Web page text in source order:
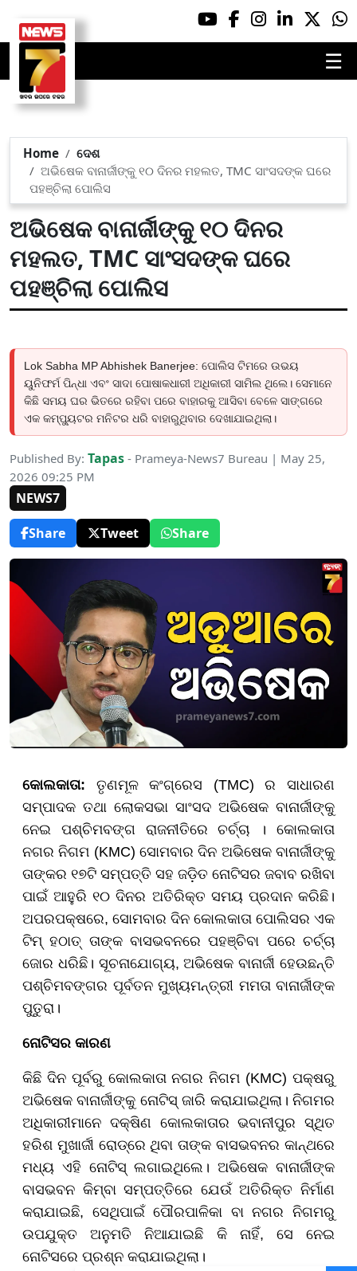
☰
Home
ଦେଶ
ଅଭିଷେକ ବାନାର୍ଜୀଙ୍କୁ ୧୦ ଦିନର ମହଲତ, TMC ସାଂସଦଙ୍କ ଘରେ
ପହଞ୍ଚିଲା ପୋଲିସ
ଅଭିଷେକ ବାନାର୍ଜୀଙ୍କୁ ୧୦ ଦିନର
ମହଲତ, TMC ସାଂସଦଙ୍କ ଘରେ
ପହଞ୍ଚିଲା ପୋଲିସ
Lok Sabha MP Abhishek Banerjee: ପୋଲିସ ଟିମରେ ଉଭୟ
ୟୁନିଫର୍ମ ପିନ୍ଧା ଏବଂ ସାଦା ପୋଷାକଧାରୀ ଅଧିକାରୀ ସାମିଲ ଥିଲେ। ସେମାନେ
କିଛି ସମୟ ଘର ଭିତରେ ରହିବା ପରେ ବାହାରକୁ ଆସିବା ବେଳେ ସାଙ୍ଗରେ
ଏକ କମ୍ପ୍ୟୁଟର ମନିଟର ଧରି ବାହାରୁଥିବାର ଦେଖାଯାଇଥିଲା।
Published By: Tapas - Prameya-News7 Bureau | May 25,
2026 09:25 PM
NEWS7
Share
Tweet Share
କୋଲକାତା: ତୃଣମୂଳ କଂଗ୍ରେସ (TMC) ର ସାଧାରଣ
ସମ୍ପାଦକ ତଥା ଲୋକସଭା ସାଂସଦ ଅଭିଷେକ ବାନାର୍ଜୀଙ୍କୁ
ନେଇ ପଶ୍ଚିମବଙ୍ଗ ରାଜନୀତିରେ ଚର୍ଚ୍ଚା । କୋଲକାତା
ନଗର ନିଗମ (KMC) ସୋମବାର ଦିନ ଅଭିଷେକ ବାନାର୍ଜୀଙ୍କୁ
ତାଙ୍କର ୧୭ଟି ସମ୍ପତ୍ତି ସହ ଜଡ଼ିତ ନୋଟିସର ଜବାବ ରଖିବା
ପାଇଁ ଆହୁରି ୧୦ ଦିନର ଅତିରିକ୍ତ ସମୟ ପ୍ରଦାନ କରିଛି।
ଅପରପକ୍ଷରେ, ସୋମବାର ଦିନ କୋଲକାତା ପୋଲିସର ଏକ
ଟିମ୍ ହଠାତ୍ ତାଙ୍କ ବାସଭବନରେ ପହଞ୍ଚିବା ପରେ ଚର୍ଚ୍ଚା
ଜୋର ଧରିଛି। ସୂଚନାଯୋଗ୍ୟ, ଅଭିଷେକ ବାନାର୍ଜୀ ହେଉଛନ୍ତି
ପଶ୍ଚିମବଙ୍ଗର ପୂର୍ବତନ ମୁଖ୍ୟମନ୍ତ୍ରୀ ମମତା ବାନାର୍ଜୀଙ୍କ
ପୁତୁରା।
ନୋଟିସର କାରଣ
କିଛି ଦିନ ପୂର୍ବରୁ କୋଲକାତା ନଗର ନିଗମ (KMC) ପକ୍ଷରୁ
ଅଭିଷେକ ବାନାର୍ଜୀଙ୍କୁ ନୋଟିସ୍ ଜାରି କରାଯାଇଥିଲା। ନିଗମର
ଅଧିକାରୀମାନେ ଦକ୍ଷିଣ କୋଲକାତାର ଭବାନୀପୁର ସ୍ଥିତ
ହରିଶ ମୁଖାର୍ଜୀ ରୋଡ୍ରେ ଥିବା ତାଙ୍କ ବାସଭବନର କାନ୍ଥରେ
ମଧ୍ୟ ଏହି ନୋଟିସ୍ ଲଗାଇଥିଲେ। ଅଭିଷେକ ବାନାର୍ଜୀଙ୍କ
ବାସଭବନ କିମ୍ବା ସମ୍ପତ୍ତିରେ ଯେଉଁ ଅତିରିକ୍ତ ନିର୍ମାଣ
କରାଯାଇଛି, ସେଥିପାଇଁ ପୌରପାଳିକା ବା ନଗର ନିଗମରୁ
ଉପଯୁକ୍ତ ଅନୁମତି ନିଆଯାଇଛି କି ନାହିଁ, ସେ ନେଇ
ନୋଟିସରେ ପ୍ରଶ୍ନ କରାଯାଇଥିଲା।